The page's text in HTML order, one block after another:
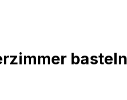
basteln